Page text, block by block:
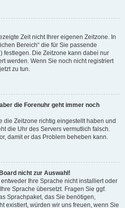
Zeit nicht Ihrer eigenen Zeitzone. In
Bereich“ die für Sie passende
festlegen. Die Zeitzone kann dabei nur
werden. Wenn Sie noch nicht registriert
zu tun.
die Forenuhr geht immer noch
die Zeitzone richtig eingestellt haben und
die Uhr des Servers vermutlich falsch.
damit er das Problem beheben kann.
nicht zur Auswahl!
Ihre Sprache nicht installiert oder
Sprache übersetzt. Fragen Sie ggf.
Sprachpaket, das Sie benötigen,
existiert, würden wir uns freuen, wenn Sie